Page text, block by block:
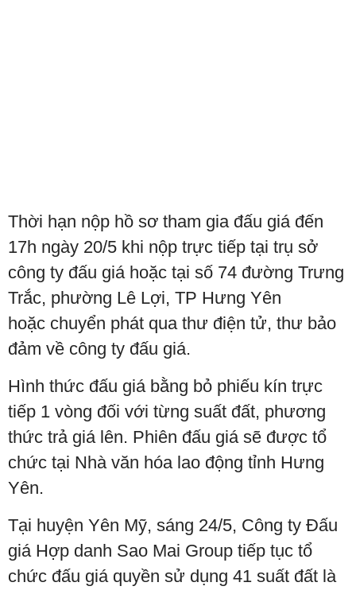
Thời hạn nộp hồ sơ tham gia đấu giá đến
17h ngày 20/5 khi nộp trực tiếp tại trụ sở
công ty đấu giá hoặc tại số 74 đường Trưng
Trắc, phường Lê Lợi, TP Hưng Yên
hoặc chuyển phát qua thư điện tử, thư bảo
đảm về công ty đấu giá.
Hình thức đấu giá bằng bỏ phiếu kín trực
tiếp 1 vòng đối với từng suất đất, phương
thức trả giá lên. Phiên đấu giá sẽ được tổ
chức tại Nhà văn hóa lao động tỉnh Hưng
Yên.
Tại huyện Yên Mỹ, sáng 24/5, Công ty Đấu
giá Hợp danh Sao Mai Group tiếp tục tổ
chức đấu giá quyền sử dụng 41 suất đất là